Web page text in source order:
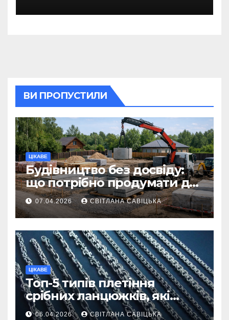
ВИ ПРОПУСТИЛИ
ЦІКАВЕ
Будівництво без досвіду:
що потрібно продумати до
першої доставки на
ділянку
07.04.2026 СВІТЛАНА САВІЦЬКА
ЦІКАВЕ
Топ-5 типів плетіння
срібних ланцюжків, які
вважаються
06.04.2026 СВІТЛАНА САВІЦЬКА